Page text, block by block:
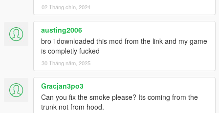
02 Tháng chín, 2024
austing2006
bro i downloaded this mod from the link and my game
is completly fucked
30 Tháng năm, 2025
Gracjan3po3
Can you fix the smoke please? Its coming from the
trunk not from hood.